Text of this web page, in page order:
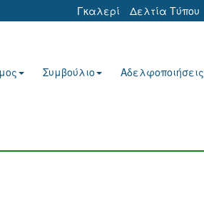
Γκαλερί Δελτία Τύπου
Συμβούλιο Αδελφοποιήσεις